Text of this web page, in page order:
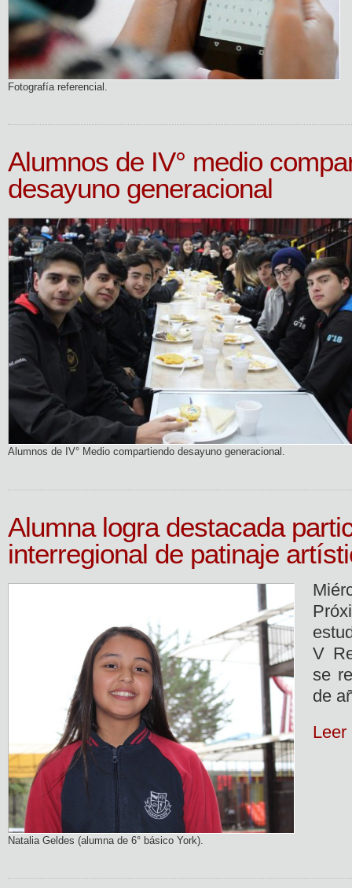
Fotografía referencial.
Alumnos de IV° medio
desayuno generacional
Alumnos de IV° Medio compartiendo desayuno generacional.
Alumna logra destacada
interregional de patinaje
Natalia Geldes (alumna de 6° básico York).
V
se
de
Leer